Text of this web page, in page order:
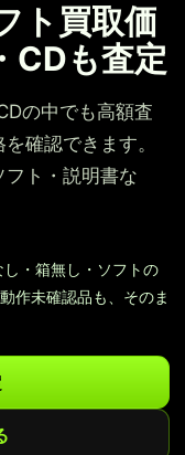
ト買取価
CDも査定
の中でも高額査
確認できます。
ト・説明書な
し・箱無し・ソフトの
作未確認品も、そのま